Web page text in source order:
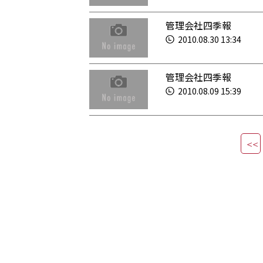
管理会社四季報
2010.08.30 13:34
管理会社四季報
2010.08.09 15:39